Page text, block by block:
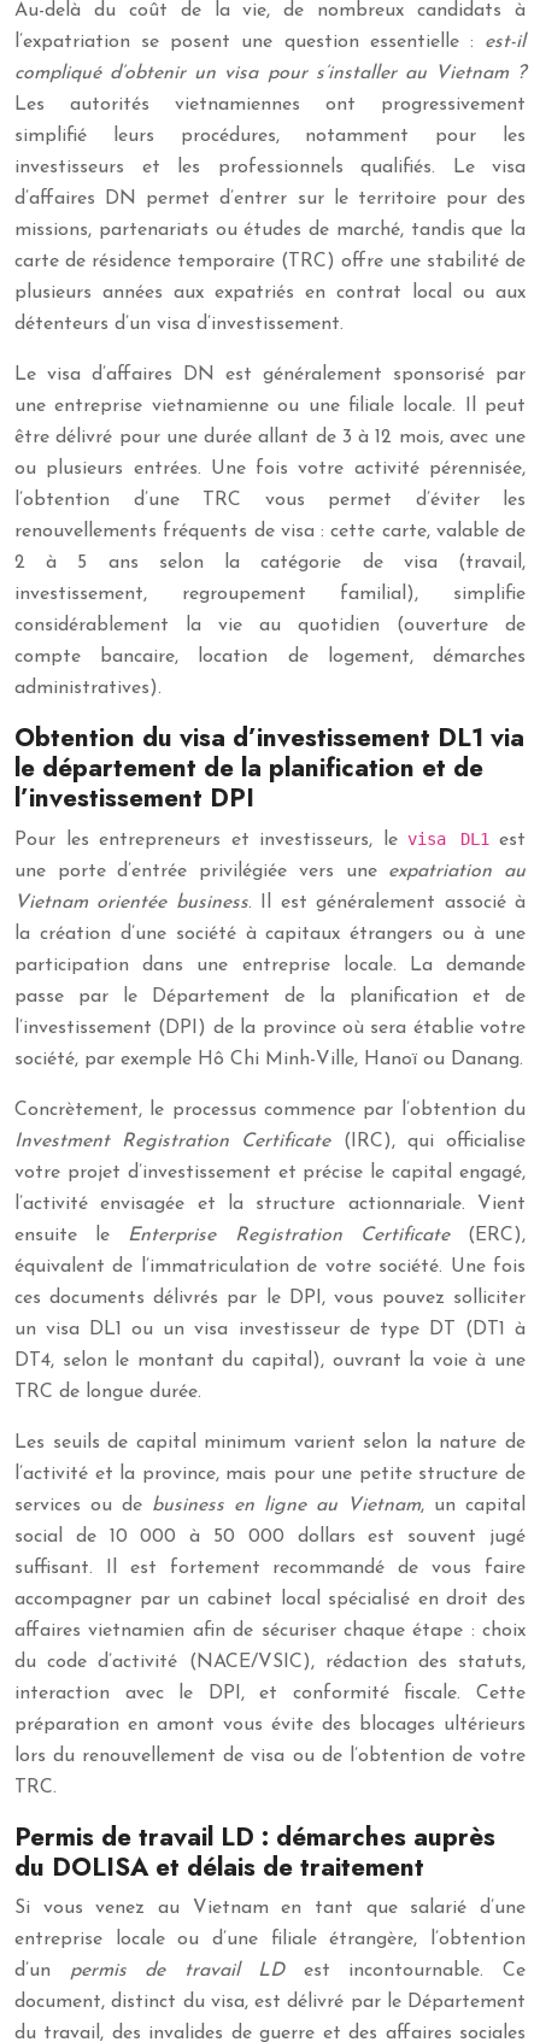
Au-delà du coût de la vie, de nombreux candidats à
l’expatriation se posent une question essentielle : est-il
compliqué d’obtenir un visa pour s’installer au Vietnam ?
Les autorités vietnamiennes ont progressivement
simplifié leurs procédures, notamment pour les
investisseurs et les professionnels qualifiés. Le visa
d’affaires DN permet d’entrer sur le territoire pour des
missions, partenariats ou études de marché, tandis que la
carte de résidence temporaire (TRC) offre une stabilité de
plusieurs années aux expatriés en contrat local ou aux
détenteurs d’un visa d’investissement.
Le visa d’affaires DN est généralement sponsorisé par
une entreprise vietnamienne ou une filiale locale. Il peut
être délivré pour une durée allant de 3 à 12 mois, avec une
ou plusieurs entrées. Une fois votre activité pérennisée,
l’obtention d’une TRC vous permet d’éviter les
renouvellements fréquents de visa : cette carte, valable de
2 à 5 ans selon la catégorie de visa (travail,
investissement, regroupement familial), simplifie
considérablement la vie au quotidien (ouverture de
compte bancaire, location de logement, démarches
administratives).
Obtention du visa d’investissement DL1 via
le département de la planification et de
l’investissement DPI
Pour les entrepreneurs et investisseurs, le visa DL1est
une porte d’entrée privilégiée vers une expatriation au
Vietnam orientée business. Il est généralement associé à
la création d’une société à capitaux étrangers ou à une
participation dans une entreprise locale. La demande
passe par le Département de la planification et de
l’investissement (DPI) de la province où sera établie votre
société, par exemple Hô Chi Minh-Ville, Hanoï ou Danang.
Concrètement, le processus commence par l’obtention du
Investment Registration Certificate(IRC), qui officialise
votre projet d’investissement et précise le capital engagé,
l’activité envisagée et la structure actionnariale. Vient
ensuite le Enterprise Registration Certificate(ERC),
équivalent de l’immatriculation de votre société. Une fois
ces documents délivrés par le DPI, vous pouvez solliciter
un visa DL1 ou un visa investisseur de type DT (DT1 à
DT4, selon le montant du capital), ouvrant la voie à une
TRC de longue durée.
Les seuils de capital minimum varient selon la nature de
l’activité et la province, mais pour une petite structure de
services ou de business en ligne au Vietnam, un capital
social de 10 000 à 50 000 dollars est souvent jugé
suffisant. Il est fortement recommandé de vous faire
accompagner par un cabinet local spécialisé en droit des
affaires vietnamien afin de sécuriser chaque étape : choix
du code d’activité (NACE/VSIC), rédaction des statuts,
interaction avec le DPI, et conformité fiscale. Cette
préparation en amont vous évite des blocages ultérieurs
lors du renouvellement de visa ou de l’obtention de votre
TRC.
Permis de travail LD : démarches auprès
du DOLISA et délais de traitement
Si vous venez au Vietnam en tant que salarié d’une
entreprise locale ou d’une filiale étrangère, l’obtention
d’un permis de travail LDest incontournable. Ce
document, distinct du visa, est délivré par le Département
du travail, des invalides de guerre et des affaires sociales